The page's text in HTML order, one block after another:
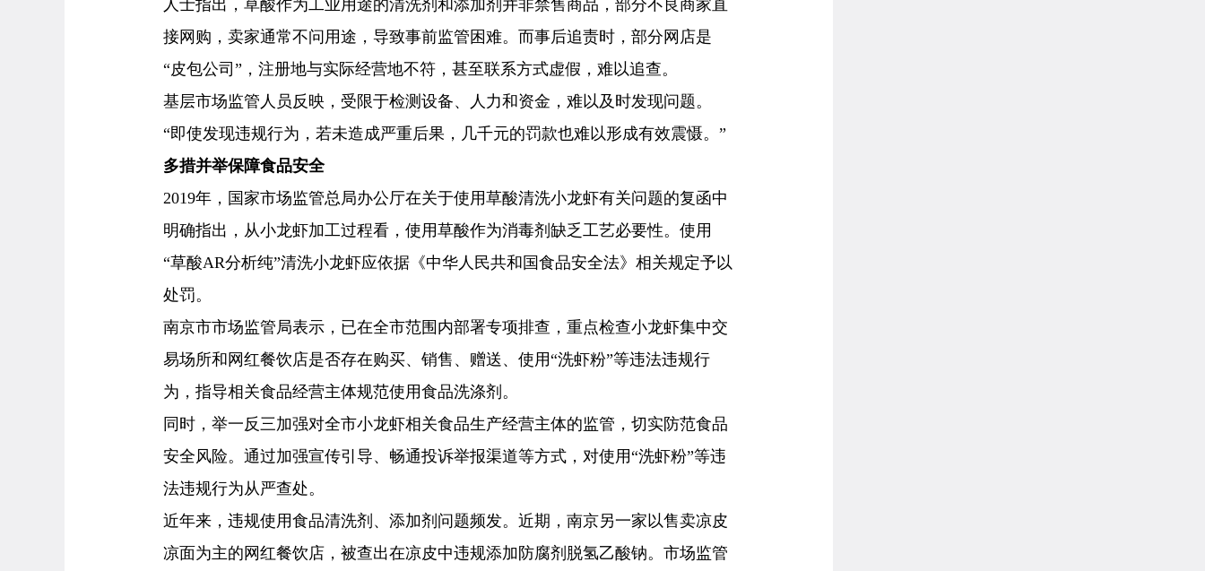
人士指出，草酸作为工业用途的清洗剂和添加剂并非禁售商品，部分不良商家直
接网购，卖家通常不问用途，导致事前监管困难。而事后追责时，部分网店是
“皮包公司”，注册地与实际经营地不符，甚至联系方式虚假，难以追查。
基层市场监管人员反映，受限于检测设备、人力和资金，难以及时发现问题。
“即使发现违规行为，若未造成严重后果，几千元的罚款也难以形成有效震慑。”
多措并举保障食品安全
2019年，国家市场监管总局办公厅在关于使用草酸清洗小龙虾有关问题的复函中
明确指出，从小龙虾加工过程看，使用草酸作为消毒剂缺乏工艺必要性。使用
“草酸AR分析纯”清洗小龙虾应依据《中华人民共和国食品安全法》相关规定予以
处罚。
南京市市场监管局表示，已在全市范围内部署专项排查，重点检查小龙虾集中交
易场所和网红餐饮店是否存在购买、销售、赠送、使用“洗虾粉”等违法违规行
为，指导相关食品经营主体规范使用食品洗涤剂。
同时，举一反三加强对全市小龙虾相关食品生产经营主体的监管，切实防范食品
安全风险。通过加强宣传引导、畅通投诉举报渠道等方式，对使用“洗虾粉”等违
法违规行为从严查处。
近年来，违规使用食品清洗剂、添加剂问题频发。近期，南京另一家以售卖凉皮
凉面为主的网红餐饮店，被查出在凉皮中违规添加防腐剂脱氢乙酸钠。市场监管